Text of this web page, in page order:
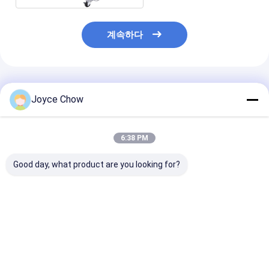
계속하다
추천된 제품
Joyce Chow
6:38 PM
Good day, what product are you looking for?